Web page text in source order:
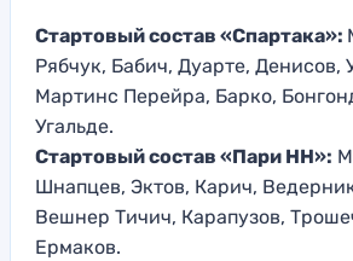
Стартовый состав «Спартака»:
Рябчук, Бабич, Дуарте, Денисов,
Мартинс Перейра, Барко,
Угальде.
Стартовый состав «Пари НН»:
Шнапцев, Эктов, Карич,
Вешнер Тичич, Карапузов,
Ермаков.